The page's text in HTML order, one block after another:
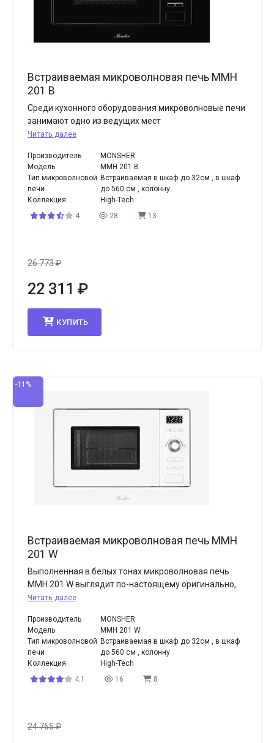
Встраиваемая микроволновая печь MMH
201 B
Среди кухонного оборудования микроволновые печи
занимают одно из ведущих мест
Читать далее
Производитель
MONSHER
Модель
MMH 201 B
Тип микроволновой
печи
Встраиваемая в шкаф до 32см , в шкаф
до 560 см , колонну
Коллекция
High-Tech
4
28 13
26 773₽
22 311 ₽
КУПИТЬ
-11%
Встраиваемая микроволновая печь MMH
201 W
Выполненная в белых тонах микроволновая печь
MMH 201 W выглядит по-настоящему оригинально,
Читать далее
Производитель
MONSHER
Модель
MMH 201 W
Тип микроволновой
печи
Встраиваемая в шкаф до 32см , в шкаф
до 560 см , колонну
Коллекция
High-Tech
4.1
16 8
24 765₽